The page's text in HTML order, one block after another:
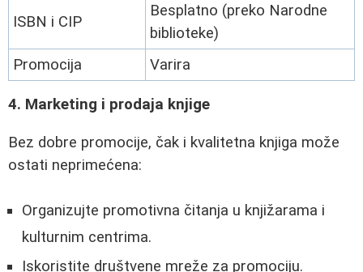
ISBN i CIP
Besplatno (preko Narodne
biblioteke)
Promocija
Varira
4. Marketing i prodaja knjige
Bez dobre promocije, čak i kvalitetna knjiga može
ostati neprimećena:
Organizujte promotivna čitanja u knjižarama i
kulturnim centrima.
Iskoristite društvene mreže za promociju.